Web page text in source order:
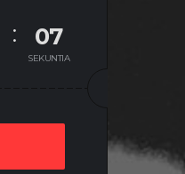
06
SEKUNTIA